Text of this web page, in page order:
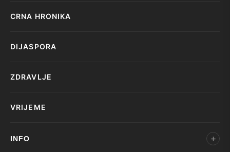
CRNA HRONIKA
DIJASPORA
ZDRAVLJE
VRIJEME
INFO